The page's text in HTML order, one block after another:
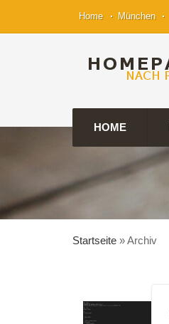
Home München
HOME
Startseite »Archiv